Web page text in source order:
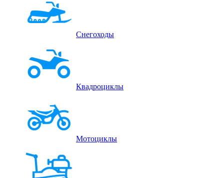
Снегоходы
Квадроциклы
Мотоциклы